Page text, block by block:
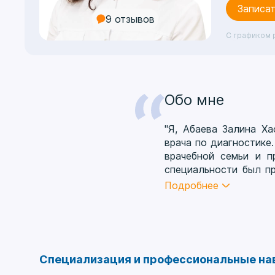
9 отзывов
С графиком
Обо мне
"Я, Абаева Залина
врача по
врачебной семьи и
специальности был
ординатора на
диагностике,
Подробнее
Специализация и профессиональные